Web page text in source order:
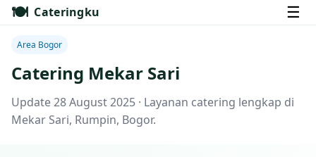
🍽️ Cateringku ☰
Area Bogor
Catering Mekar Sari
Update 28 August 2025 · Layanan catering lengkap di
Mekar Sari, Rumpin, Bogor.